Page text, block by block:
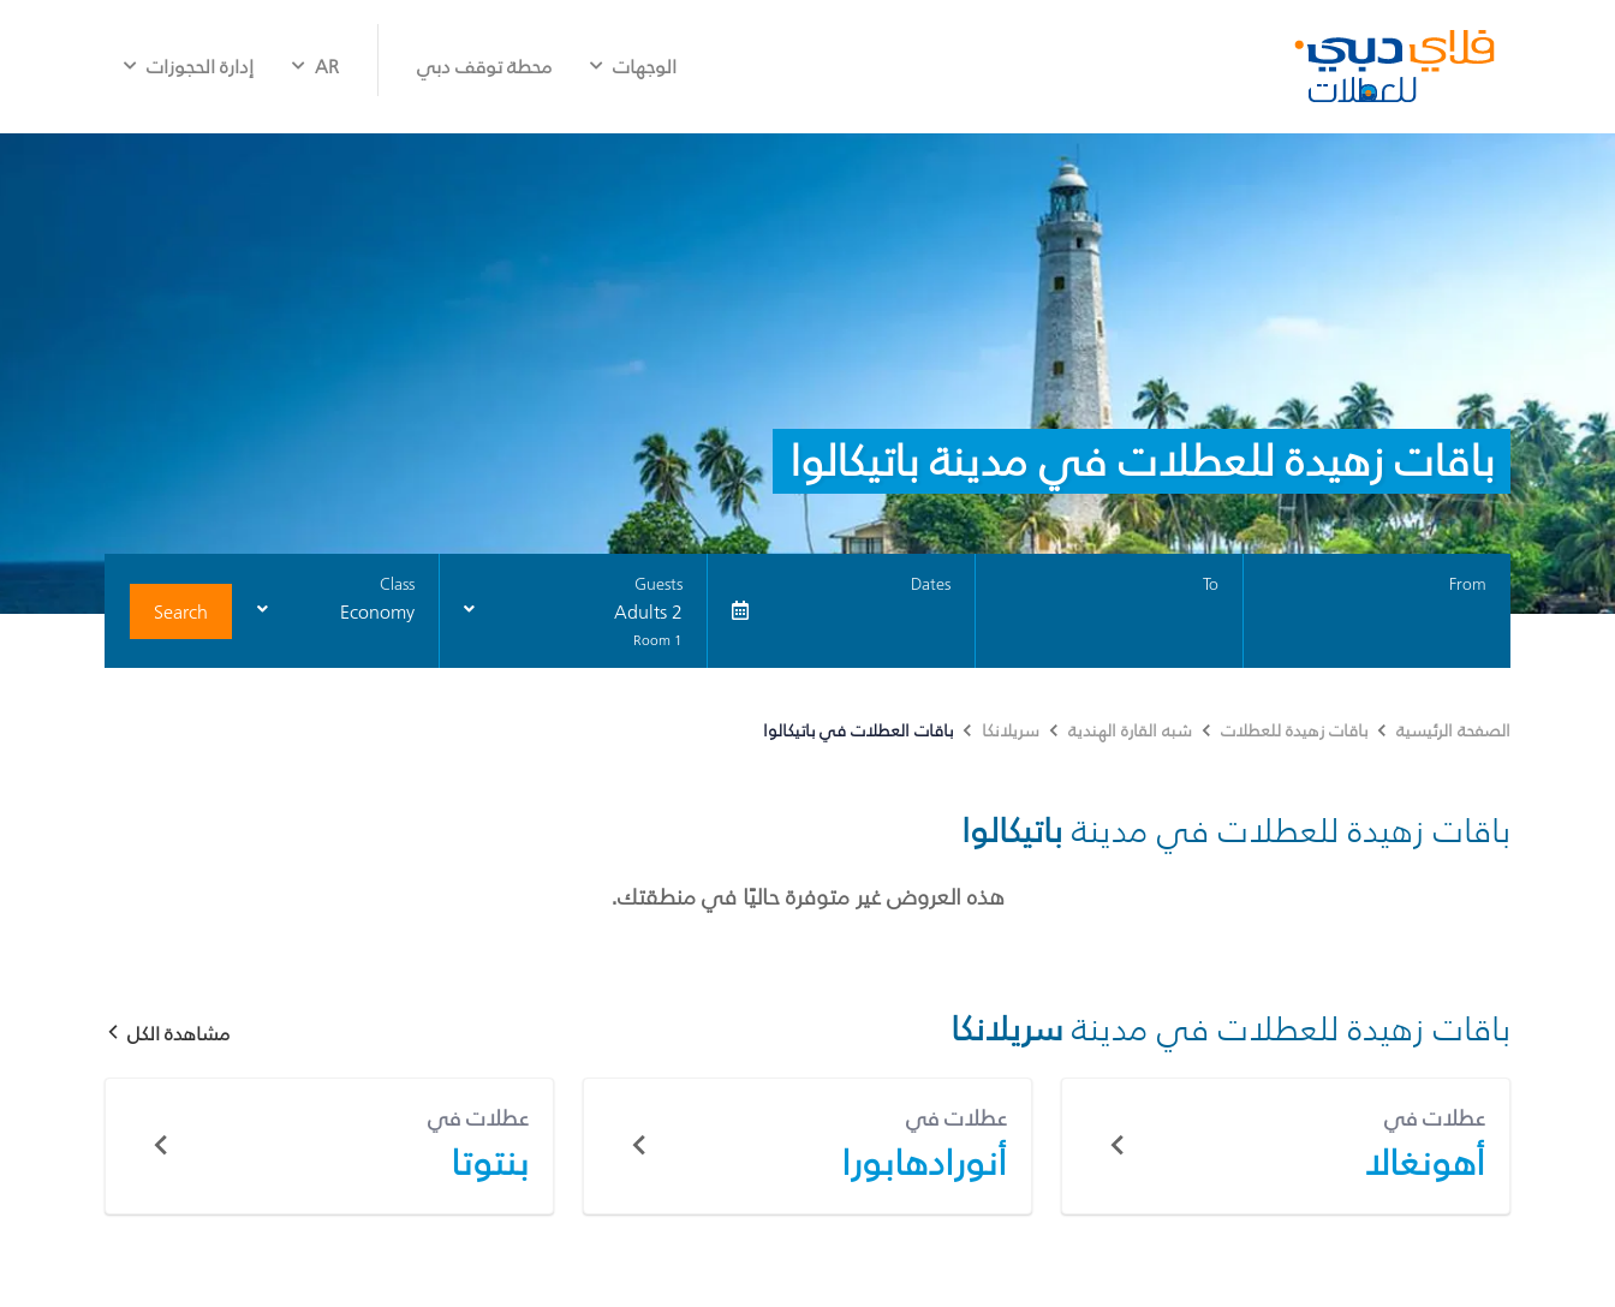
الوجهات محطة توقف دبي AR إدارة الحجوزات
باقات زهيدة للعطلات في مدينة باتيكالوا
From
To
Dates
Guests
2 Adults
1 Room
Class
Economy
Search
الصفحة الرئيسية باقات زهيدة للعطلات شبه القارة الهندية سريلانكا باقات العطلات في باتيكالوا
باقات زهيدة للعطلات في مدينة باتيكالوا
هذه العروض غير متوفرة حاليًا في منطقتك.
باقات زهيدة للعطلات في مدينةسريلانكا مشاهدة الكل
عطلات في
أهونغالا
عطلات في
أنورادهابورا
عطلات في
بنتوتا